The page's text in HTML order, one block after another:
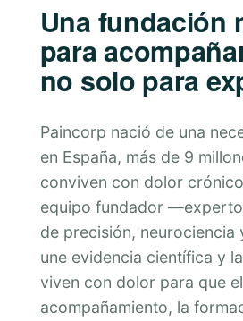
Una fundación
para
no solo para
Paincorp nació de una
en España, más de 9
conviven con dolor
equipo fundador
de precisión,
une evidencia científica y
viven con dolor para que el
acompañamiento, la